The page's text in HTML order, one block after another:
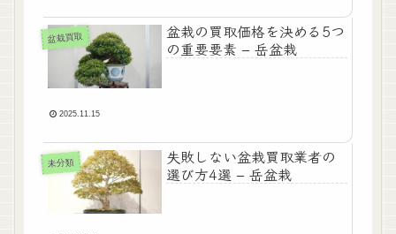
盆栽買取
盆栽の買取価格を決める5つ
の重要要素 – 岳盆栽
2025.11.15
未分類
失敗しない盆栽買取業者の
選び方4選 – 岳盆栽